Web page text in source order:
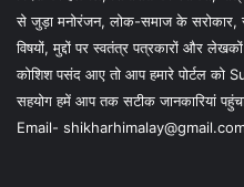
से जुड़ा मनोरंजन, लोक-समाज के सरोकार,
विषयों, मुद्दों पर स्वतंत्र पत्रकारों और
कोशिश पसंद आए तो आप हमारे पोर्टल
सहयोग हमें आप तक सटीक जानकारियां
Email-